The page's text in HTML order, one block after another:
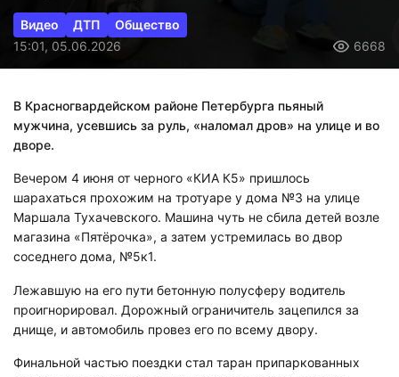
Видео ДТП
Общество
15:01, 05.06.2026
6668
В Красногвардейском районе Петербурга пьяный
мужчина, усевшись за руль, «наломал дров» на улице и во
дворе.
Вечером 4 июня от черного «КИА К5» пришлось
шарахаться прохожим на тротуаре у дома №3 на улице
Маршала Тухачевского. Машина чуть не сбила детей возле
магазина «Пятёрочка», а затем устремилась во двор
соседнего дома, №5к1.
Лежавшую на его пути бетонную полусферу водитель
проигнорировал. Дорожный ограничитель зацепился за
днище, и автомобиль провез его по всему двору.
Финальной частью поездки стал таран припаркованных